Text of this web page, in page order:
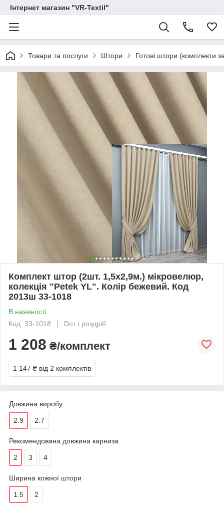
Інтернет магазин "VR-Textil"
Товари та послуги Штори Готові штори (комплекти
Комплект штор (2шт. 1,5х2,9м.) мікровелюр,
колекція "Petek YL". Колір бежевий. Код
2013ш 33-1018
В наявності
Код: 33-1018
Опт і роздріб
1 208 ₴/комплект
1 147 ₴ від 2 комплектів
Довжина виробу
2.9 2.7
Рекомендована довжина карниза
2 3 4
Ширина кожної штори
1.5 2